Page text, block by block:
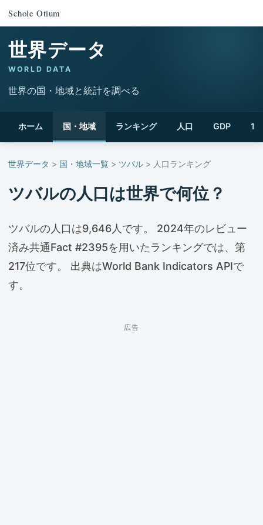
Schole Otium
世界データ
WORLD DATA
世界の国・地域と統計を調べる
ホーム 国・地域 ランキング 人口 GDP 1
世界データ > 国・地域一覧 > ツバル > 人口ランキング
ツバルの人口は世界で何位？
ツバルの人口は9,646人です。 2024年のレビュー
済み共通Fact #2395を用いたランキングでは、第
217位です。 出典はWorld Bank Indicators APIで
す。
広告